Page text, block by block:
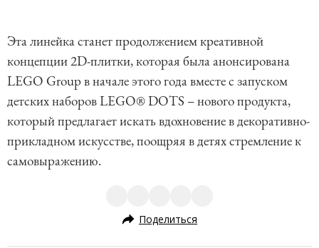
Эта линейка станет продолжением креативной
концепции 2D-плитки, которая была анонсирована
LEGO Group в начале этого года вместе с запуском
детских наборов LEGO® DOTS – нового продукта,
который предлагает искать вдохновение в декоративно-
прикладном искусстве, поощряя в детях стремление к
самовыражению.
Поделиться